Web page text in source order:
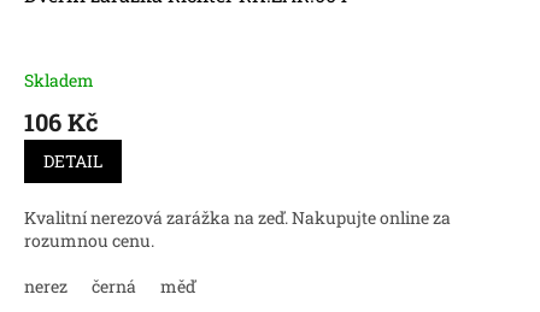
Skladem
106 Kč
DETAIL
Kvalitní nerezová zarážka na zeď. Nakupujte online za
rozumnou cenu.
nerez
černá měď